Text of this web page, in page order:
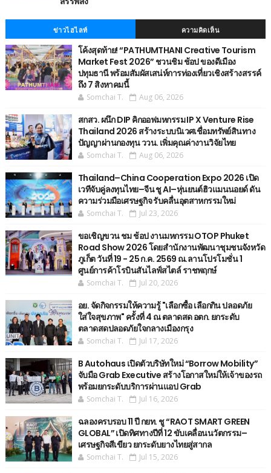
ข่าวไฮไลท์ ความคิดเห็น
โค้งสุดท้าย! “PATHUMTHANI Creative Tourism
Market Fest 2026” ชวนชิม ช้อป ของดีเมือง
ปทุมธานี พร้อมสัมผัสเสน่ห์การท่องเที่ยวเชิงสร้างสรรค์
ถึง 7 สิงหาคมนี้
Somchai T. Aug 06, 2026
สกสว. ผนึก DIP คิกออฟมหกรรม IP X Venture Rise
Thailand 2026 สร้างระบบนิเวศเชื่อมทรัพย์สินทาง
ปัญญาผ่านกองทุน ววน. เพิ่มคุณค่างานวิจัยไทย
Somchai T. Aug 06, 2026
Thailand–China Cooperation Expo 2026 เปิด
เวทีจับคู่ลงทุนไทย–จีน ชู AI–หุ่นยนต์ฮิวแมนนอยด์ ดัน
ความร่วมมือเศรษฐกิจ รับคลื่นอุตสาหกรรมใหม่
Somchai T. Jul 23, 2026
ขอเชิญขวน ชม ช้อป งานมหกรรม OTOP Phuket
Road Show 2026 โดยสำนักงานพัฒนาชุมชนจังหวัด
ภูเก็ต วันที่ 19 - 25 ก.ค. 2569 ณ.ลานโปรโมชั่น 1
ศูนย์การค้าโรบินสันไลฟ์สไตล์ ราชพฤกษ์
Somchai T. Jul 20, 2026
อย. จัดกิจกรรมให้ความรู้ "เลือกซื้อ เลือกกิน ปลอดภัย
ใส่ใจสุขภาพ" ครั้งที่ 4 ณ ตลาดสด อตก. ยกระดับ
ตลาดสดปลอดภัยใจกลางเมืองกรุง
Somchai T. Jul 17, 2026
B Autohaus เปิดตัวบริษัทใหม่ “Borrow Mobility”
จับมือ Grab Executive สร้างโอกาสใหม่ให้เจ้าของรถ
พร้อมยกระดับบริการผ่านแอป Grab
Somchai T. Jul 16, 2026
ฉลองครบรอบ 11 ปี กยท. ชู “RAOT SMART GREEN
GLOBAL” เปิดทิศทางปีที่ 12 ขับเคลื่อนนวัตกรรม–
เศรษฐกิจสีเขียว ยกระดับยางไทยสู่สากล
Somchai T. Jul 15, 2026